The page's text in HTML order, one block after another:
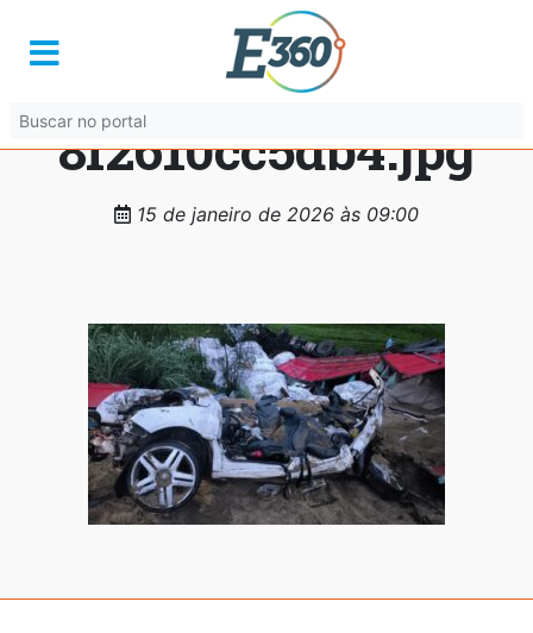
70116be4-4334-
467e-b213-
8f2610cc5db4.jpg
15 de janeiro de 2026 às 09:00